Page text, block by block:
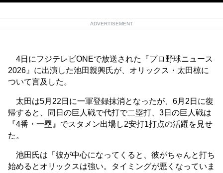
ADVERTISEMENT
4日にフジテレビONEで放送された『プロ野球ニュース
2026』に出演した池田親興氏が、オリックス・太田椋に
ついて言及した。
太田は5月22日に一軍登録抹消となったが、6月2日に復
帰すると、同日の巨人戦で代打で二塁打、3日の巨人戦は
『4番・一塁』でスタメン出場し2安打1打点の活躍を見せ
た。
池田氏は「彼が中心になってくると、彼がちゃんと打ち
始めるとオリックスは強い。タイミングが悪くなっていま